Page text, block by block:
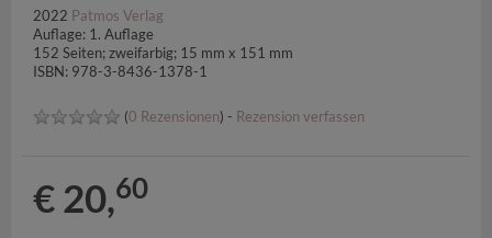
2022 Patmos Verlag
Auflage: 1. Auflage
152 Seiten; zweifarbig; 15 mm x 151 mm
ISBN: 978-3-8436-1378-1
(0 Rezensionen) - Rezension verfassen
€ 20,60